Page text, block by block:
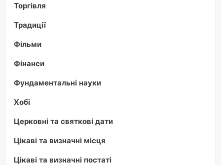
Торгівля
Традиції
Фільми
Фінанси
Фундаментальні науки
Хобі
Церковні та святкові дати
Цікаві та визначні місця
Цікаві та визначні постаті